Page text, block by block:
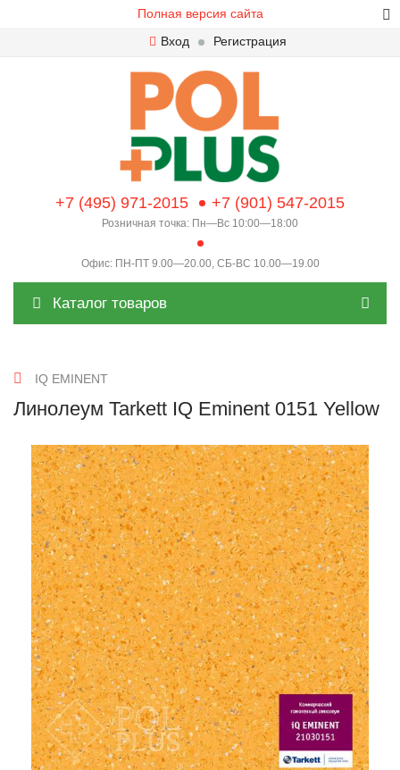
Полная версия сайта
Вход
Регистрация
+7 (495) 971-2015 +7 (901) 547-2015
Розничная точка: Пн—Вс 10:00—18:00
Офис: ПН-ПТ 9.00—20.00, СБ-ВС 10.00—19.00
Каталог товаров
IQ EMINENT
Линолеум Tarkett IQ Eminent 0151 Yellow